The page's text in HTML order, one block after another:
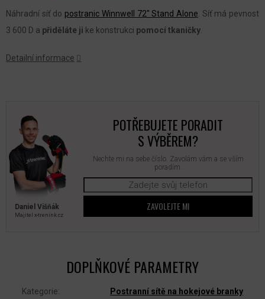
Náhradní síť do postranic Winnwell 72" Stand Alone . Síť má pevnost
3 600 D a přiděláte ji ke konstrukci pomocí tkaničky
Detailní informace
Daniel Višňák
Majitel x‑trenink.cz
POTŘEBUJETE PORADIT
S VÝBĚREM?
Nechte mi na sebe číslo. Zavolám vám a se vším
poradím.
ZAVOLEJTE MI
DOPLŇKOVÉ PARAMETRY
Kategorie: Postranní sítě na hokejové branky